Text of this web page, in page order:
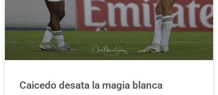
Caicedo desata la magia blanca